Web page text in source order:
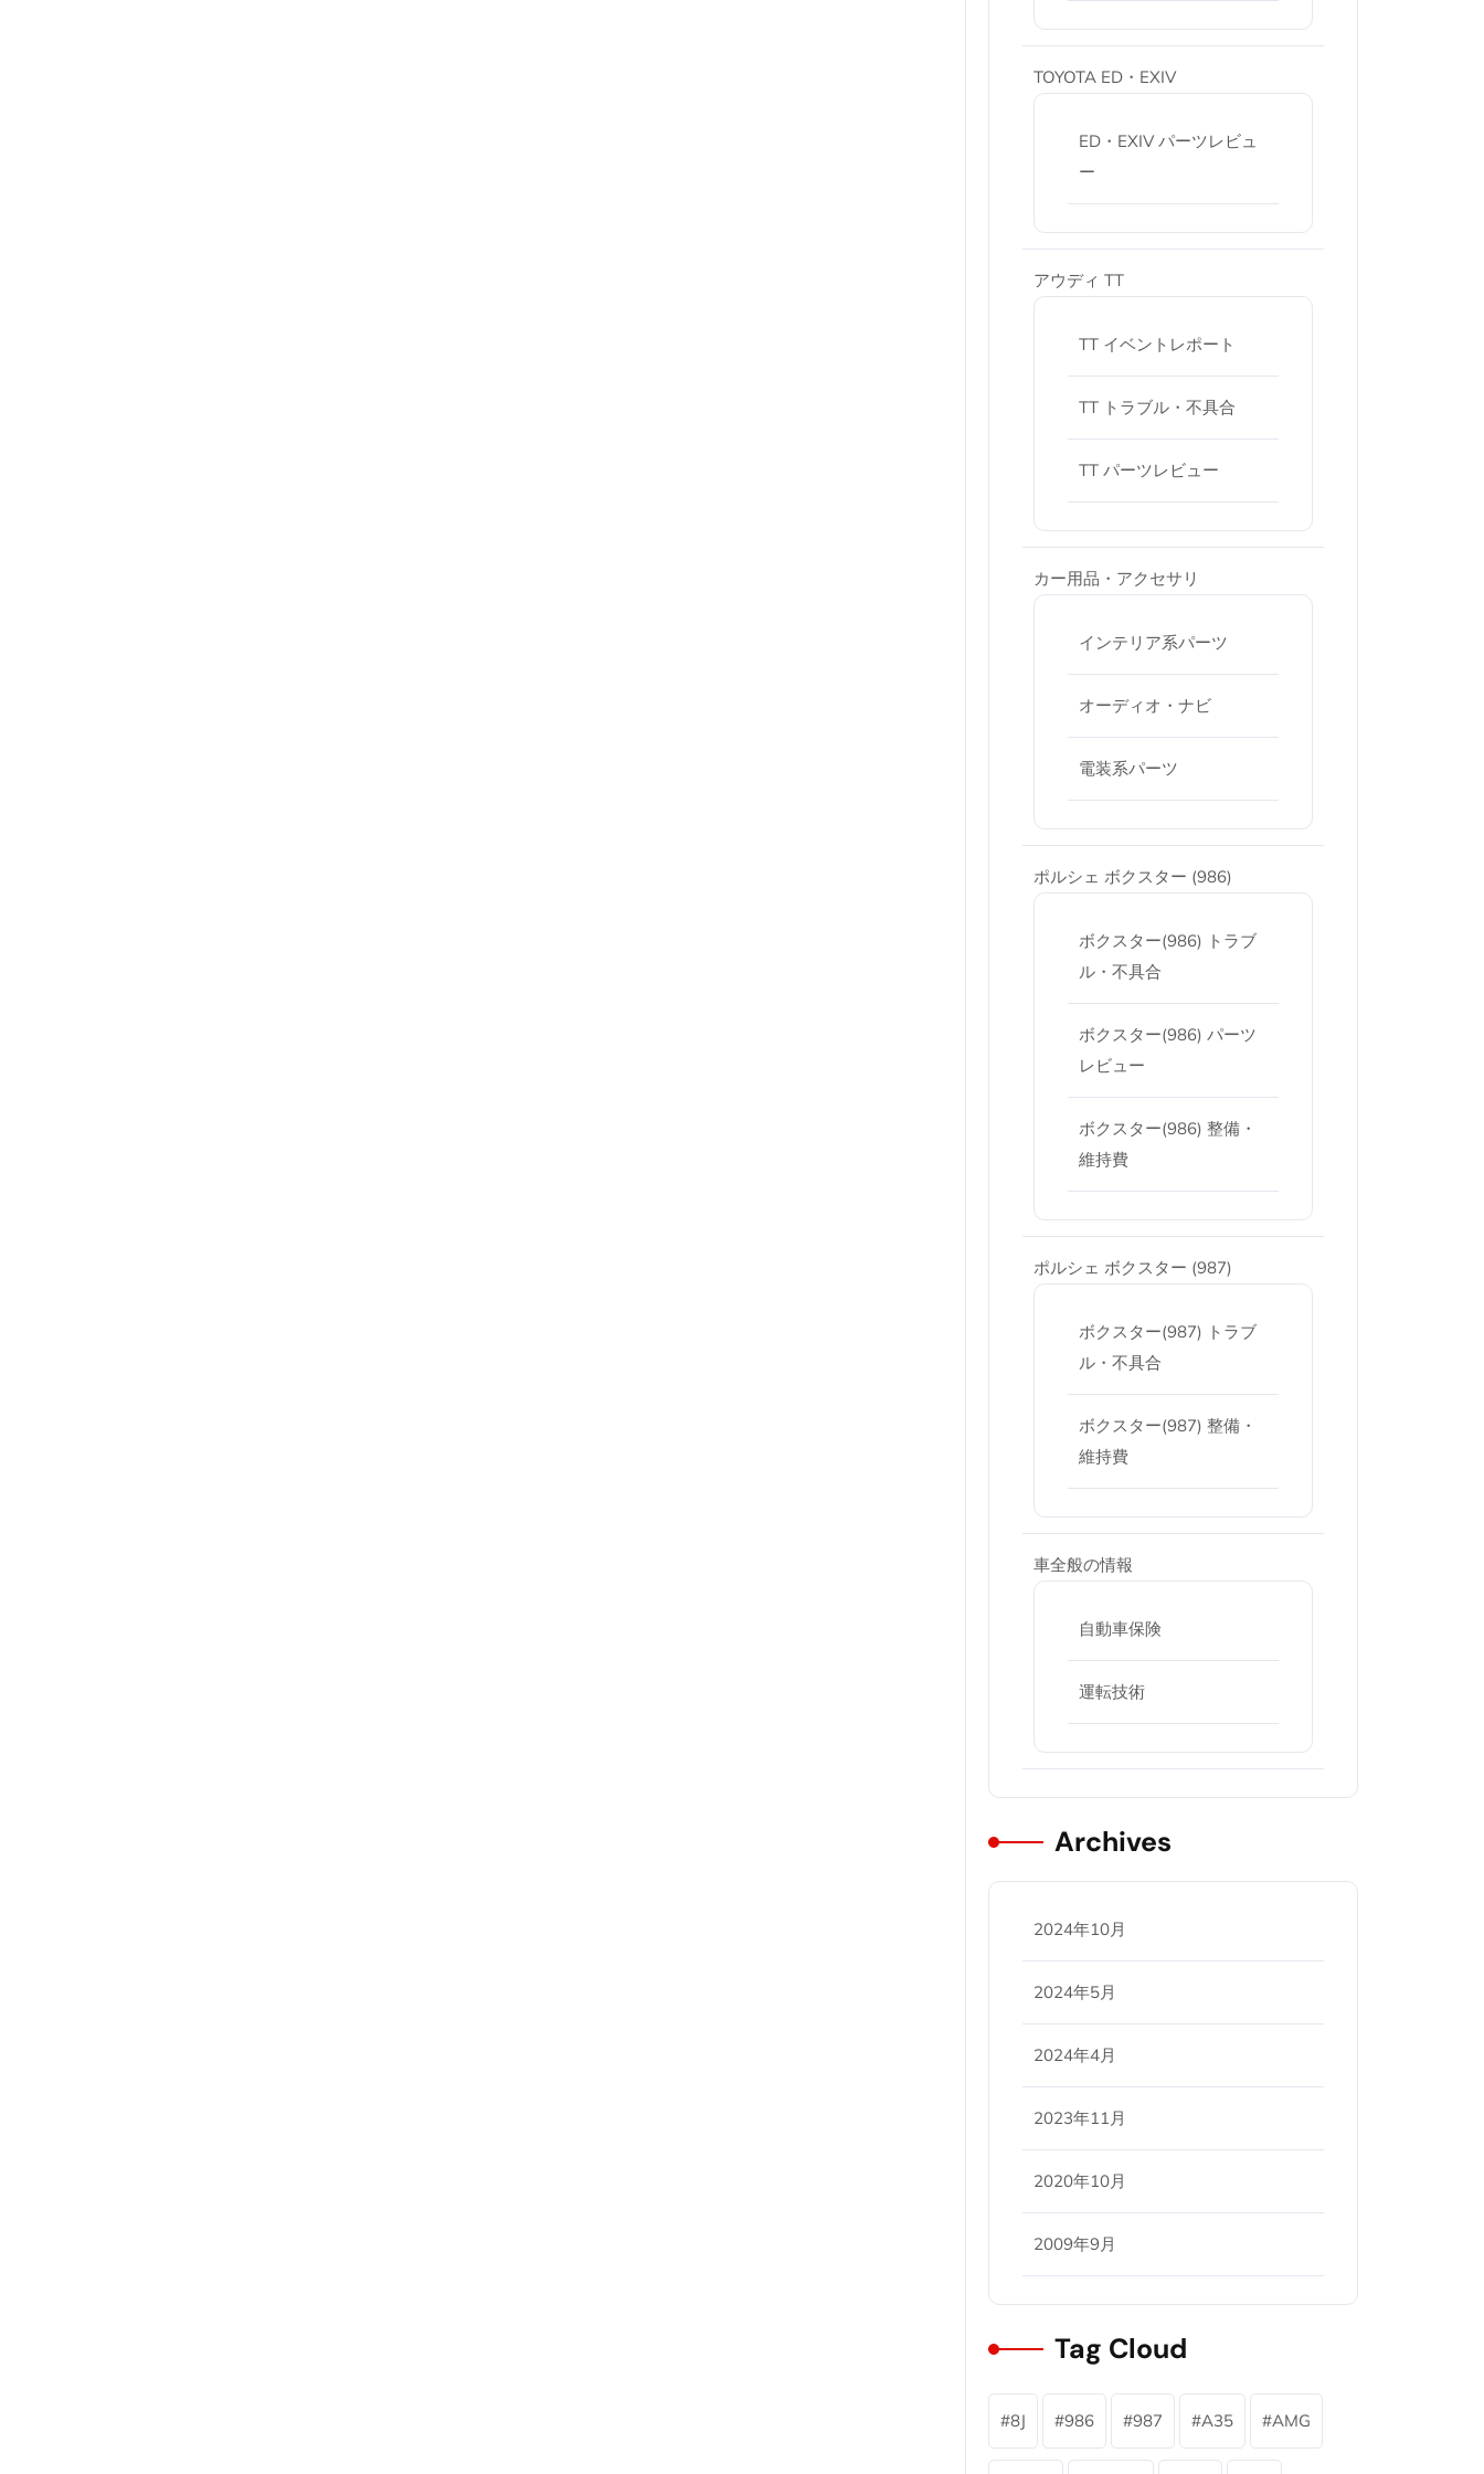
TOYOTA ED・EXIV
ED・EXIV パーツレビュ
ー
アウディ TT
TT イベントレポート
TT トラブル・不具合
TT パーツレビュー
カー用品・アクセサリ
インテリア系パーツ
オーディオ・ナビ
電装系パーツ
ポルシェ ボクスター (986)
ボクスター(986) トラブ
ル・不具合
ボクスター(986) パーツ
レビュー
ボクスター(986) 整備・
維持費
ポルシェ ボクスター (987)
ボクスター(987) トラブ
ル・不具合
ボクスター(987) 整備・
維持費
車全般の情報
自動車保険
運転技術
Archives
2024年10月
2024年5月
2024年4月
2023年11月
2020年10月
2009年9月
Tag Cloud
8J 986 987 A35 AMG